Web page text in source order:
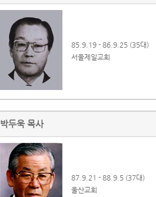
85.9.19 - 86.9.25 (35대)
서울제일교회
박두욱 목사
87.9.21 - 88.9.5 (37대)
울산교회